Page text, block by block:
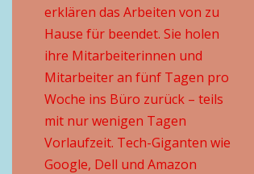
erklären das Arbeiten von zu
Hause für beendet. Sie holen
ihre Mitarbeiterinnen und
Mitarbeiter an fünf Tagen pro
Woche ins Büro zurück – teils
mit nur wenigen Tagen
Vorlaufzeit. Tech-Giganten wie
Google, Dell und Amazon